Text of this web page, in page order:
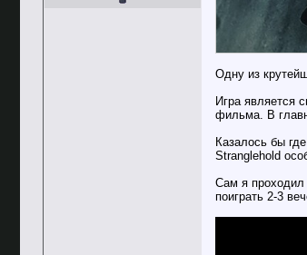
Одну из
Игра является
фильма. В
Казалось бы
Stranglehold
Сам я проходил
поиграть 2-3